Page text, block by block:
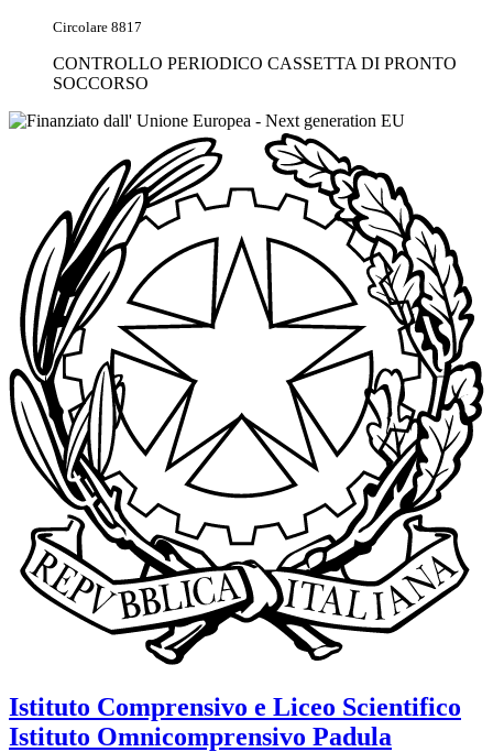
Circolare 8817
CONTROLLO PERIODICO CASSETTA DI PRONTO
SOCCORSO
Istituto Comprensivo e Liceo Scientifico
Istituto Omnicomprensivo Padula